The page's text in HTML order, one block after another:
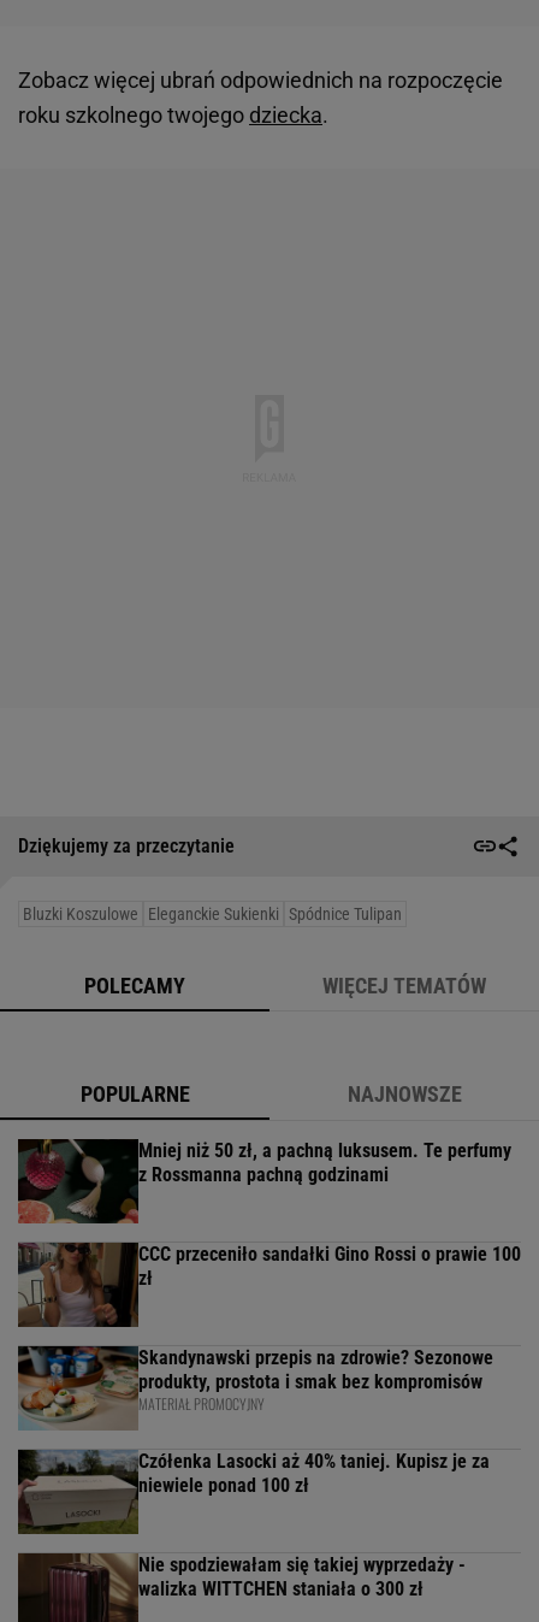
Zobacz więcej ubrań odpowiednich na rozpoczęcie
roku szkolnego twojego dziecka.
Dziękujemy za przeczytanie
Bluzki Koszulowe Eleganckie Sukienki Spódnice Tulipan
POLECAMY WIĘCEJ TEMATÓW
POPULARNE NAJNOWSZE
Mniej niż 50 zł, a pachną luksusem. Te perfumy
z Rossmanna pachną godzinami
CCC przeceniło sandałki Gino Rossi o prawie 100
zł
Skandynawski przepis na zdrowie? Sezonowe
produkty, prostota i smak bez kompromisów
MATERIAŁ PROMOCYJNY
Czółenka Lasocki aż 40% taniej. Kupisz je za
niewiele ponad 100 zł
Nie spodziewałam się takiej wyprzedaży -
walizka WITTCHEN staniała o 300 zł